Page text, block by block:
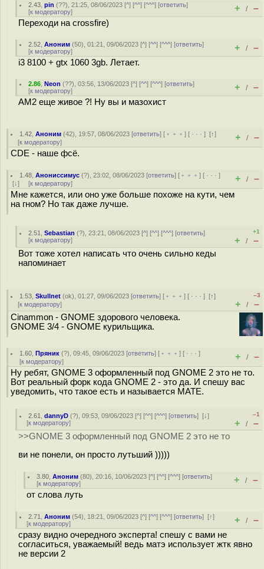
2.43 ,pin (??), 21:25, 08/06/2023 [^] [^^] [^^^] [ответить]
[к модератору] + / –
Переходи на crossfire)
2.52 ,Аноним (50), 01:21, 09/06/2023 [^] [^^] [^^^] [ответить]
[к модератору] + / –
i3 8100 + gtx 1060 3gb. Летает.
2.86 ,Neon (??), 03:56, 13/06/2023 [^] [^^] [^^^] [ответить]
[к модератору] + / –
АМ2 еще живое ?! Ну вы и мазохист
1.42 ,Аноним (42), 19:57, 08/06/2023 [ответить] [ ﹢﹢﹢] [ · · ·][↑]
[к модератору] + / –
CDE - наше фсё.
1.48 ,Анониссимус (?), 23:02, 08/06/2023 [ответить] [ ﹢﹢﹢] [ · · ·]
[↓] [к модератору] + / –
Мне кажется, или оно уже больше похоже на кути, чем
на гном? Но так даже лучше.
2.51 ,Sebastian (?), 23:21, 08/06/2023 [^] [^^] [^^^] [ответить]
[к модератору]
+1
+ / –
Вот тоже хотел написать что очень сильно кеды
напоминает
1.53 ,Skullnet (ok), 01:27, 09/06/2023 [ответить] [ ﹢﹢﹢] [ · · ·][↑]
[к модератору]
–3
+ / –
Cinammon - GNOME здорового человека.
GNOME 3/4 - GNOME курильщика.
1.60 ,Пряник (?), 09:45, 09/06/2023 [ответить] [ ﹢﹢﹢] [ · · ·]
[к модератору] + / –
Ну ребят, GNOME 3 оформленный под GNOME 2 это не то.
Вот реальный форк кода GNOME 2 - это да. И спешу вас
уведомить, что такое есть и называется MATE.
2.61 ,dannyD (?), 09:53, 09/06/2023 [^] [^^] [^^^] [ответить][↓]
[к модератору]
–1
+ / –
>>GNOME 3 оформленный под GNOME 2 это не то
ви не понели, он просто лутьший )))))
3.80 ,Аноним (80), 20:16, 10/06/2023 [^] [^^] [^^^] [ответить]
[к модератору] + / –
от слова луть
2.71 ,Аноним (54), 18:21, 09/06/2023 [^] [^^] [^^^] [ответить][↑]
[к модератору] + / –
сразу видно очередного эксперта! спешу с вами не
согласиться, уважаемый! ведь матэ использует жтк явно
не версии 2